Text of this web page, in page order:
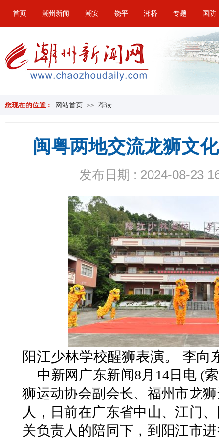
首页 潮州新闻 潮安 饶平 湘桥 专题 国防
您现在的位置 : 网站首页 >> 荐读
闽粤两地交流龙狮文
发布日期 : 2024-08-23
阳江少林学校醒狮表演。 李向
中新网广东新闻8月14日电 (
狮运动协会副会长、福州市龙
人，日前在广东省中山、江门
关负责人的陪同下，到阳江市